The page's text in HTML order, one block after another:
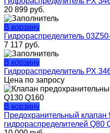
20 899 руб.
В корзину
Гидрораспределитель
7 117 руб.
В корзину
Гидрораспределитель РХ
Цена по запросу
В корзину
Предохранительный клапан
гидрораспределителей Q80